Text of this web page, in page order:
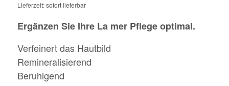
Lieferzeit: sofort lieferbar
Ergänzen Sie Ihre La mer Pflege optimal.
Verfeinert das Hautbild
Remineralisierend
Beruhigend